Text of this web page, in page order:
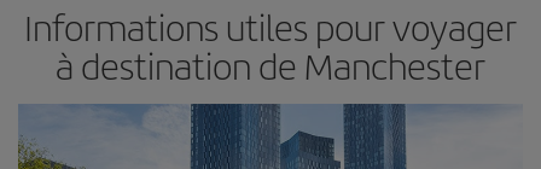
Informations utiles pour voyager
à destination de Manchester